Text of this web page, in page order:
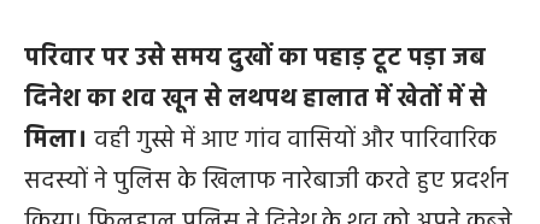
परिवार पर उसे समय दुखों का पहाड़ टूट पड़ा जब
दिनेश का शव खून से लथपथ हालात में खेतों में से
मिला। वही गुस्से में आए गांव वासियों और पारिवारिक
सदस्यों ने पुलिस के खिलाफ नारेबाजी करते हुए प्रदर्शन